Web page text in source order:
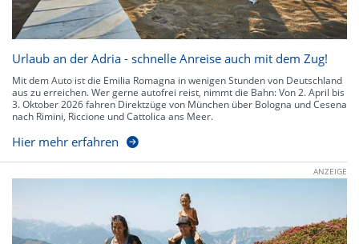
Urlaub an der Adria - schnelle Anreise auch mit dem Zug!
Mit dem Auto ist die Emilia Romagna in wenigen Stunden von Deutschland
aus zu erreichen. Wer gerne autofrei reist, nimmt die Bahn: Von 2. April bis
3. Oktober 2026 fahren Direktzüge von München über Bologna und Cesena
nach Rimini, Riccione und Cattolica ans Meer.
Hier mehr erfahren
ANZEIGE